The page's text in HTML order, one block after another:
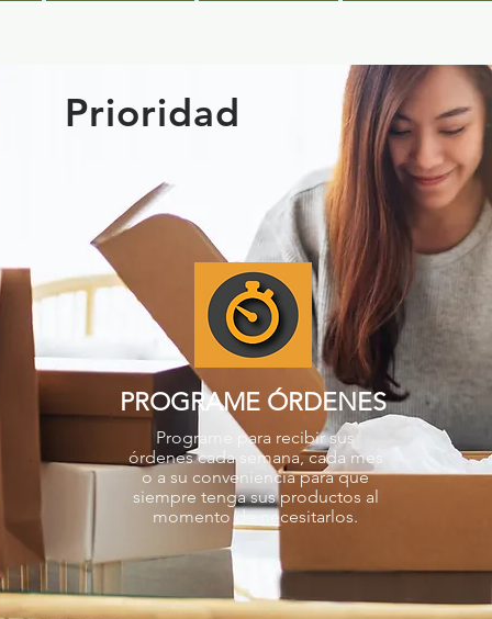
Prioridad
PROGRAME ÓRDENES
Programe para recibir sus
órdenes cada semana, cada mes
o a su conveniencia para que
siempre tenga sus productos al
momento de necesitarlos.